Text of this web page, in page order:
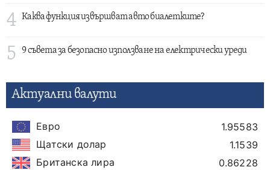
4 Каква функция извършват авто биалетките?
5 9 съвета за безопасно използване на електрически уреди
Актуални валути
Евро
1.95583
Щатски долар
1.1539
Британска лира
0.86228